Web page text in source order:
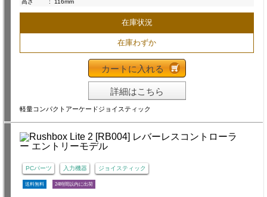
高さ
: 116mm
在庫状況
在庫わずか
カートに入れる
詳細はこちら
軽量コンパクトアーケードジョイスティック
PCパーツ 入力機器 ジョイスティック
送料無料 24時間以内に出荷